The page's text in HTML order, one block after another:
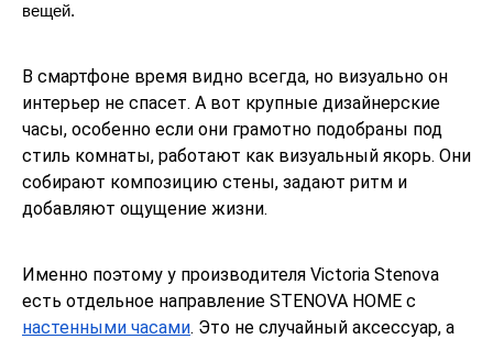
вещей.
В смартфоне время видно всегда, но визуально он
интерьер не спасет. А вот крупные дизайнерские
часы, особенно если они грамотно подобраны под
стиль комнаты, работают как визуальный якорь. Они
собирают композицию стены, задают ритм и
добавляют ощущение жизни.
Именно поэтому у производителя Victoria Stenova
есть отдельное направление STENOVA HOME с
настенными часами. Это не случайный аксессуар, а